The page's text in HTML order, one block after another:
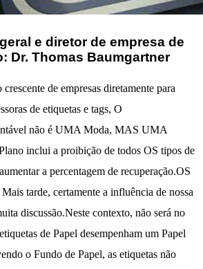
e diretor de empresa de
Dr. Thomas Baumgartner
de empresas diretamente para
de etiquetas e tags, O
não é UMA Moda, MAS UMA
inclui a proibição de todos OS tipos de
a percentagem de recuperação.OS
tarde, certamente a influência de nossa
discussão.Neste contexto, não será no
de Papel desempenham um Papel
o Fundo de Papel, as etiquetas não